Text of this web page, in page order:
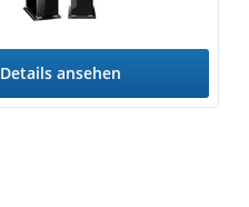
Details ansehen